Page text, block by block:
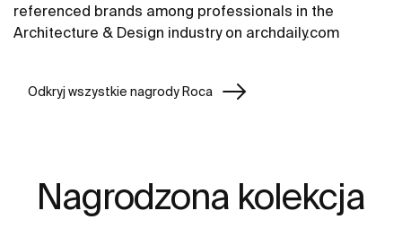
referenced brands among professionals in the
Architecture & Design industry on archdaily.com
Odkryj wszystkie nagrody Roca
Nagrodzona kolekcja